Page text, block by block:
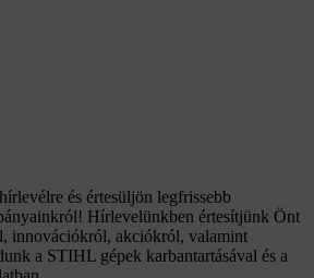
és értesüljön legfrissebb
Hírlevelünkben értesítjünk Önt
innovációkról, akciókról, valamint
a STIHL gépek karbantartásával és a